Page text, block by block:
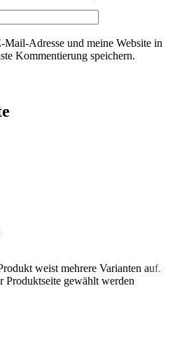
Adresse und meine Website in
Kommentierung speichern.
weist mehrere Varianten auf.
Produktseite gewählt werden